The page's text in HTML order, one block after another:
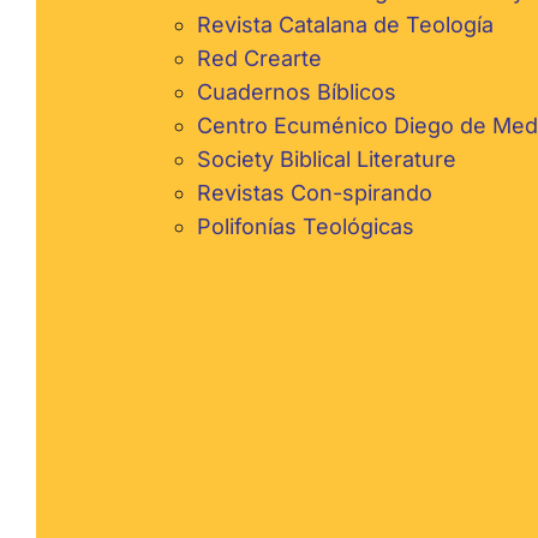
Revista Catalana de Teología
Red Crearte
Cuadernos Bíblicos
Centro Ecuménico Diego de
Society Biblical Literature
Revistas Con-spirando
Polifonías Teológicas